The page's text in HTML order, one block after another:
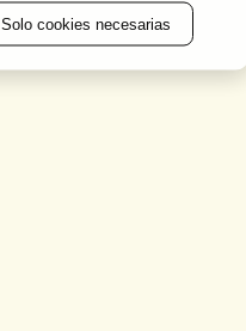
Solo cookies necesarias